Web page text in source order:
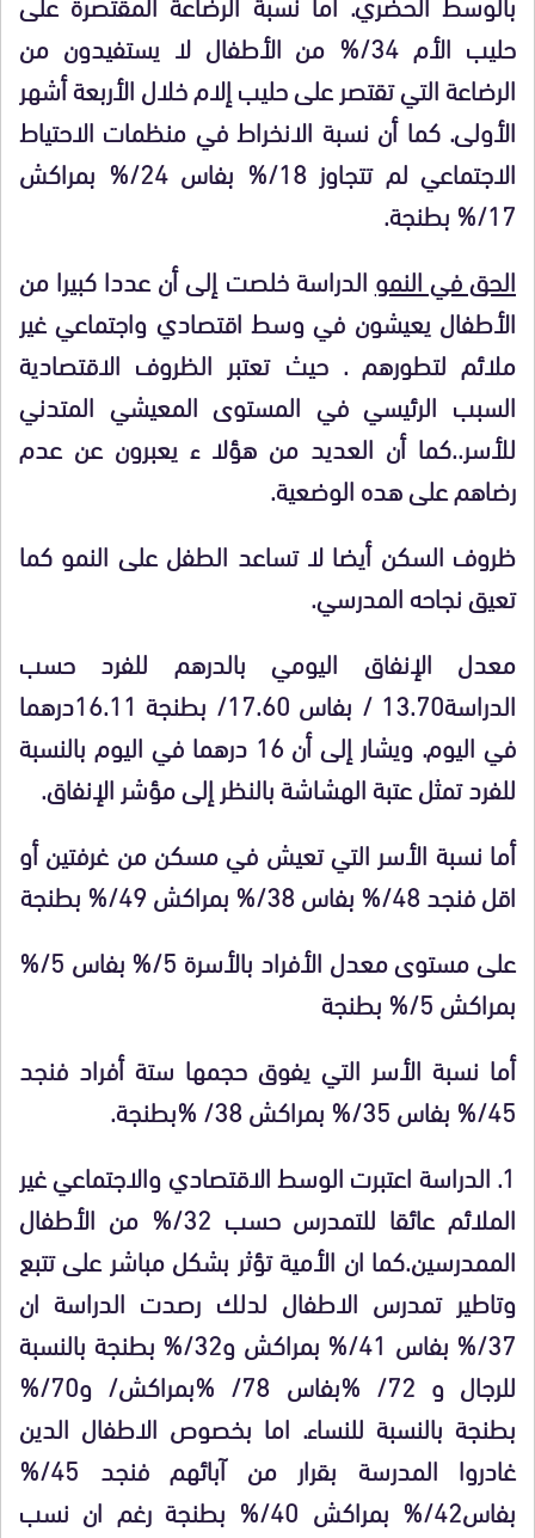
حليب الأم 34/
% من الأطفال لا يستفيدون من
الرضاعة التي تقتصر على حليب إلام خلال الأربعة أشهر
الأولى. كما أن نسبة الانخراط في منظمات الاحتياط
الاجتماعي لم تتجاوز 18/
% بفاس 24/ % بمراكش
17/
%بطنجة.
الحق في النموالدراسة خلصت إلى أن عددا كبيرا من
الأطفال يعيشون في وسط اقتصادي واجتماعي غير
ملائم لتطورهم . حيث تعتبر الظروف الاقتصادية
السبب الرئيسي في المستوى المعيشي المتدني
للأسر..كما أن العديد من هؤلا ء يعبرون عن عدم
رضاهم على هده الوضعية.
ظروف السكن أيضا لا تساعد الطفل على النمو كما
تعيق نجاحه المدرسي.
معدل الإنفاق اليومي بالدرهم للفرد حسب
الدراسة13.70 /
بفاس 17.60/ بطنجة 16.11درهما
في اليوم. ويشار إلى أن 16 درهما في اليوم بالنسبة
للفرد تمثل عتبة الهشاشة بالنظر إلى مؤشر الإنفاق.
أما نسبة الأسر التي تعيش في مسكن من غرفتين أو
اقل فنجد 48/
%بفاس 38/ %بمراكش 49/ %بطنجة
على مستوى معدل الأفراد بالأسرة 5/
%بفاس 5/
%
بمراكش 5/
%بطنجة
أما نسبة الأسر التي يفوق حجمها ستة أفراد فنجد
45/
%بفاس 35/ %بمراكش 38/ %بطنجة.
1. الدراسة اعتبرت الوسط الاقتصادي والاجتماعي غير
الملائم عائقا للتمدرس حسب 32/
% من الأطفال
الممدرسين.كما ان الأمية تؤثر بشكل مباشر على تتبع
وتاطير تمدرس الاطفال لدلك رصدت الدراسة ان
37/
% بفاس 41/ % بمراكش و32/ % بطنجة بالنسبة
للرجال و 72/
%بفاس 78/ %بمراكش/ و70/
%
بطنجة بالنسبة للنساء. اما بخصوص الاطفال الدين
غادروا المدرسة بقرار من آبائهم فنجد 45/
%
بفاس42/
% بمراكش 40/ % بطنجة رغم ان نسب